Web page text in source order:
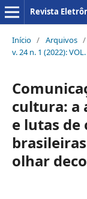
Início / Arquivos /
v. 24 n. 1 (2022):
cultura: a
e lutas de
olhar